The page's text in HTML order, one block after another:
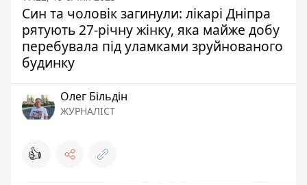
Син та чоловік загинули: лікарі Дніпра
рятують 27-річну жінку, яка майже добу
перебувала під уламками зруйнованого
будинку
Олег Більдін
ЖУРНАЛІСТ
👍